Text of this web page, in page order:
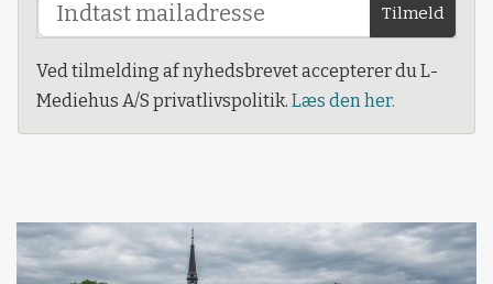
Tilmeld
Ved tilmelding af nyhedsbrevet accepterer du L-
Mediehus A/S privatlivspolitik. Læs den her.